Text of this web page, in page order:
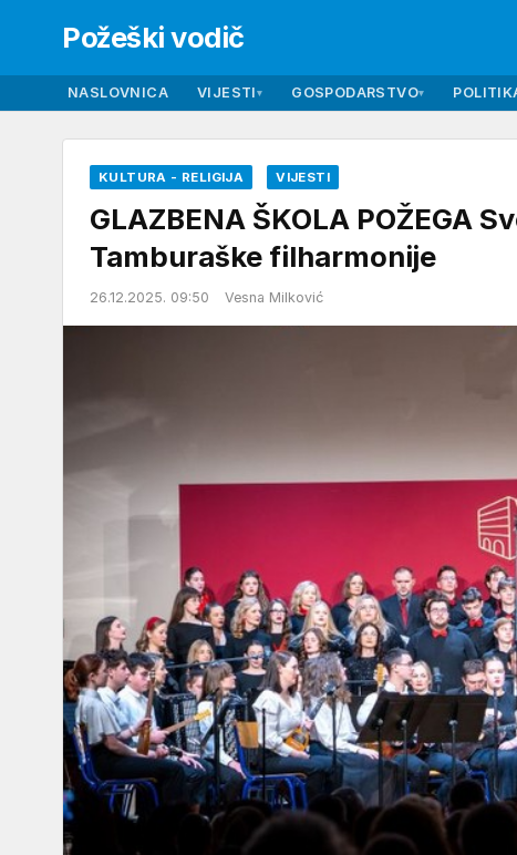
Požeški vodič
NASLOVNICA VIJESTI▾ GOSPODARSTVO▾
KULTURA - RELIGIJA VIJESTI
GLAZBENA ŠKOLA POŽEGA
Tamburaške filharmonije
26.12.2025. 09:50 Vesna Milković